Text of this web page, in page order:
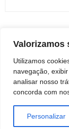
Valorizamos
Utilizamos
navegação,
analisar nosso
concorda com
Personalizar
ARTIGOS